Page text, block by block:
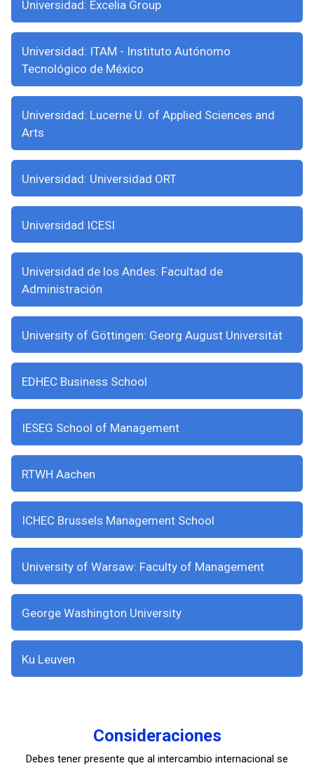
Universidad: Excelia Group
Universidad: ITAM - Instituto Autónomo
Tecnológico de México
Universidad: Lucerne U. of Applied Sciences and
Arts
Universidad: Universidad ORT
Universidad ICESI
Universidad de los Andes: Facultad de
Administración
University of Göttingen: Georg August Universität
EDHEC Business School
IESEG School of Management
RTWH Aachen
ICHEC Brussels Management School
University of Warsaw: Faculty of Management
George Washington University
Ku Leuven
Consideraciones
Debes tener presente que al intercambio internacional se